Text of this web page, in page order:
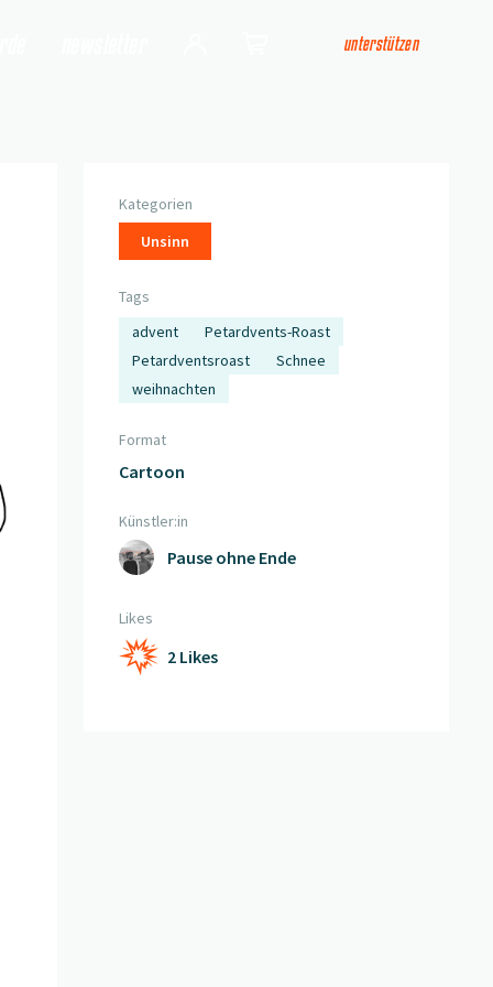
unterstützen
Kategorien
Unsinn
Tags
advent
Petardvents-Roast
Petardventsroast
Schnee
weihnachten
Format
Cartoon
Künstler:in
Pause ohne Ende
Likes
2 Likes